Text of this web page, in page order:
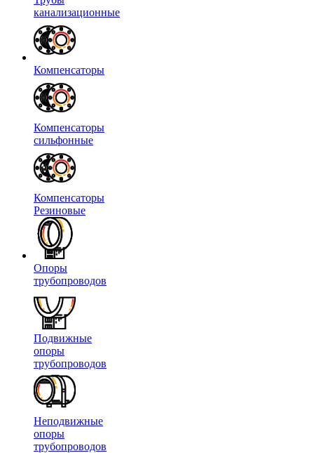
канализационные
Компенсаторы
Компенсаторы
сильфонные
Компенсаторы
Резиновые
Опоры
трубопроводов
Подвижные
опоры
трубопроводов
Неподвижные
опоры
трубопроводов